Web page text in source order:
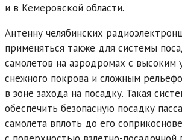
и в Кемеровской области.
Антенну челябинских
применяться также для системы
самолетов на аэродромах с высоким
снежного покрова и сложным
в зоне захода на посадку. Такая
обеспечить безопасную посадку
самолета вплоть до его